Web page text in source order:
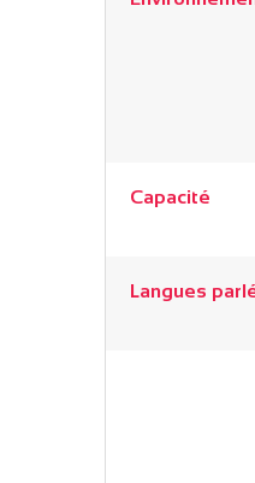
Capacité
Langues